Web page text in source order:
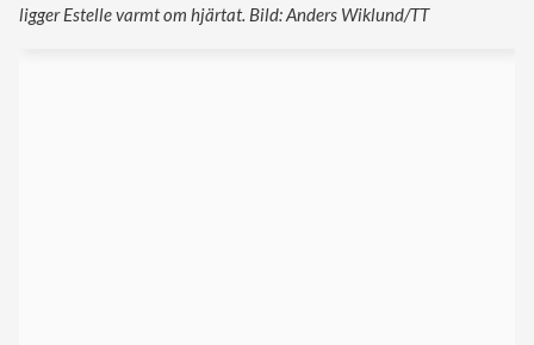
ligger Estelle varmt om hjärtat. Bild: Anders Wiklund/TT